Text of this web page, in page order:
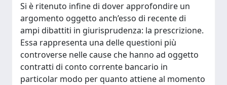
Si è ritenuto infine di dover approfondire un
argomento oggetto anch’esso di recente di
ampi dibattiti in giurisprudenza: la prescrizione.
Essa rappresenta una delle questioni più
controverse nelle cause che hanno ad oggetto
contratti di conto corrente bancario in
particolar modo per quanto attiene al momento